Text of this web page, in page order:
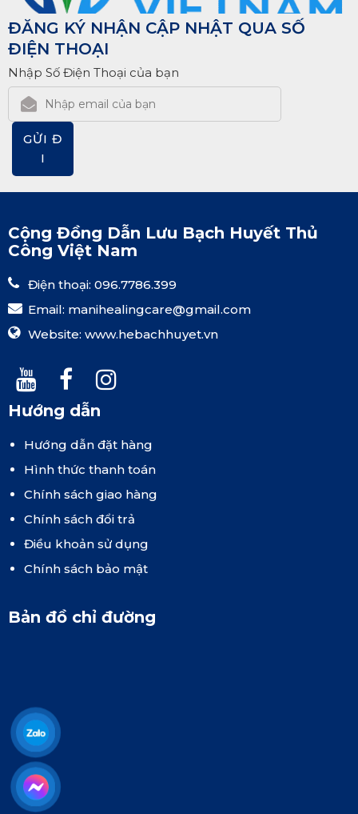
ĐĂNG KÝ NHẬN CẬP NHẬT QUA SỐ
ĐIỆN THOẠI
Nhập Số Điện Thoại của bạn
GỬI Đ
I
Cộng Đồng Dẫn Lưu Bạch Huyết Thủ
Công Việt Nam
Điện thoại: 096.7786.399
Email: manihealingcare@gmail.com
Website: www.hebachhuyet.vn
Hướng dẫn
Hướng dẫn đặt hàng
Hình thức thanh toán
Chính sách giao hàng
Chính sách đổi trả
Điều khoản sử dụng
Chính sách bảo mật
Bản đồ chỉ đường